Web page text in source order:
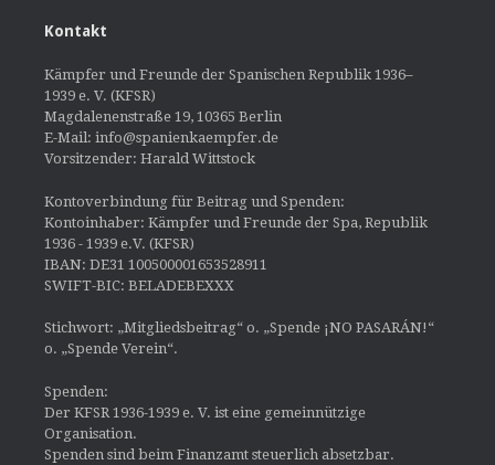
Kontakt
Kämpfer und Freunde der Spanischen Republik 1936–
1939 e. V. (KFSR)
Magdalenenstraße 19, 10365 Berlin
E-Mail: info@spanienkaempfer.de
Vorsitzender: Harald Wittstock
Kontoverbindung für Beitrag und Spenden:
Kontoinhaber: Kämpfer und Freunde der Spa, Republik
1936 - 1939 e.V. (KFSR)
IBAN: DE31 100500001653528911
SWIFT-BIC: BELADEBEXXX
Stichwort: „Mitgliedsbeitrag“ o. „Spende ¡NO PASARÁN!“
o. „Spende Verein“.
Spenden:
Der KFSR 1936-1939 e. V. ist eine gemeinnützige
Organisation.
Spenden sind beim Finanzamt steuerlich absetzbar.